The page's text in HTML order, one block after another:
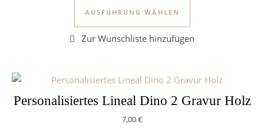
AUSFÜHRUNG WÄHLEN
Personalisiertes Lineal Dino 2 Gravur Holz
7,00€